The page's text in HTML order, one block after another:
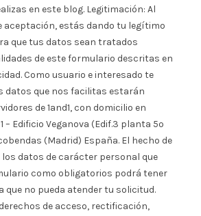
en este blog. Legitimación: Al
aceptación, estás dando tu legítimo
que tus datos sean tratados
de este formulario descritas en
Como usuario e interesado te
datos que nos facilitas estarán
de 1and1, con domicilio en
– Edificio Veganova (Edif.3 planta 5º
(Madrid) España. El hecho de
datos de carácter personal que
como obligatorios podrá tener
que no pueda atender tu solicitud.
de acceso, rectificación,